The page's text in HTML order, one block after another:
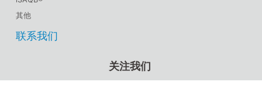
其他
联系我们
关注我们